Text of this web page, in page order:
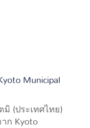
Municipal
(ประเทศไทย)
ก Kyoto